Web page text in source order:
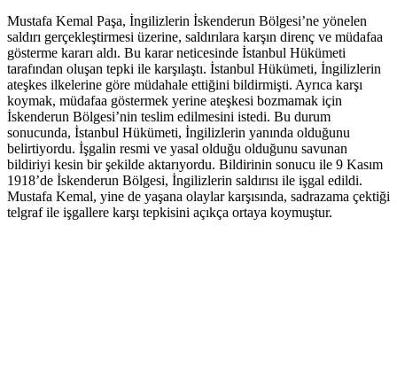
Mustafa Kemal Paşa, İngilizlerin İskenderun Bölgesi’ne yönelen
saldırı gerçekleştirmesi üzerine, saldırılara karşın direnç ve müdafaa
gösterme kararı aldı. Bu karar neticesinde İstanbul Hükümeti
tarafından oluşan tepki ile karşılaştı. İstanbul Hükümeti, İngilizlerin
ateşkes ilkelerine göre müdahale ettiğini bildirmişti. Ayrıca karşı
koymak, müdafaa göstermek yerine ateşkesi bozmamak için
İskenderun Bölgesi’nin teslim edilmesini istedi. Bu durum
sonucunda, İstanbul Hükümeti, İngilizlerin yanında olduğunu
belirtiyordu. İşgalin resmi ve yasal olduğu olduğunu savunan
bildiriyi kesin bir şekilde aktarıyordu. Bildirinin sonucu ile 9 Kasım
1918’de İskenderun Bölgesi, İngilizlerin saldırısı ile işgal edildi.
Mustafa Kemal, yine de yaşana olaylar karşısında, sadrazama çektiği
telgraf ile işgallere karşı tepkisini açıkça ortaya koymuştur.